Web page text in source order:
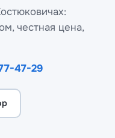
честная цена,
47-29